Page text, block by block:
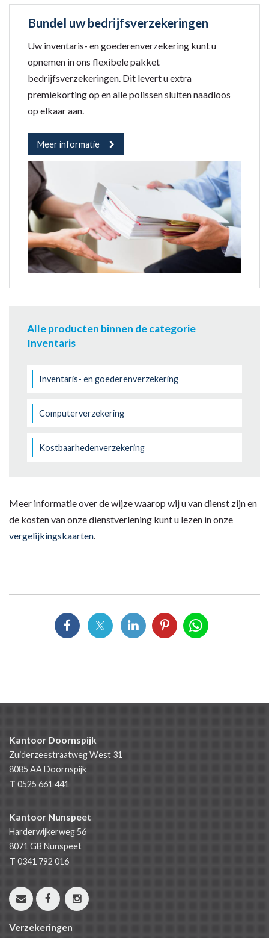
Bundel uw bedrijfsverzekeringen
Uw inventaris- en goederenverzekering kunt u
opnemen in ons flexibele pakket
bedrijfsverzekeringen. Dit levert u extra
premiekorting op en alle polissen sluiten naadloos
op elkaar aan.
Meer informatie
Alle producten binnen de categorie
Inventaris
Inventaris- en goederenverzekering
Computerverzekering
Kostbaarhedenverzekering
Meer informatie over de wijze waarop wij u van dienst zijn en
de kosten van onze dienstverlening kunt u lezen in onze
vergelijkingskaarten
Kantoor Doornspijk
Zuiderzeestraatweg West 31
8085 AADoornspijk
T 0525 661 441
Kantoor Nunspeet
Harderwijkerweg 56
8071 GB Nunspeet
T 0341 792 016
Verzekeringen